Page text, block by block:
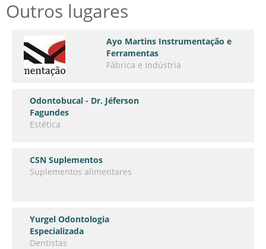
Outros lugares
Ayo Martins Instrumentação e
Ferramentas
Fábrica e Indústria
Odontobucal - Dr. Jéferson
Fagundes
Estética
CSN Suplementos
Suplementos alimentares
Yurgel Odontologia
Especializada
Dentistas